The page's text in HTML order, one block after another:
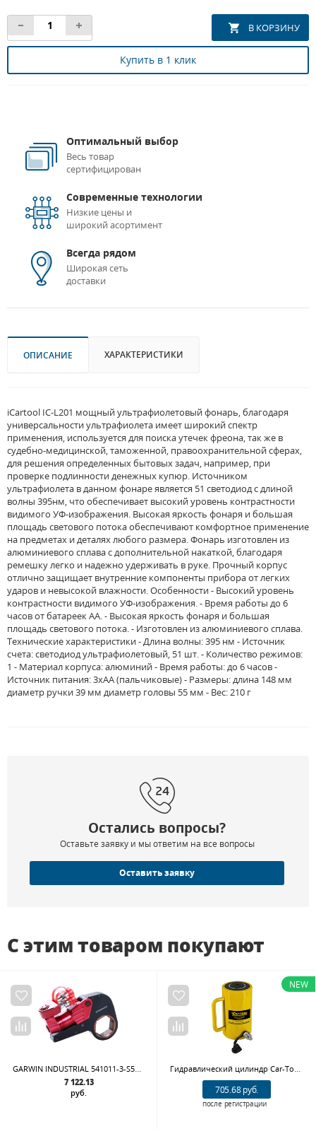
Купить в 1 клик
Оптимальный выбор
Весь товар
сертифицирован
Современные технологии
Низкие цены и
широкий асортимент
Всегда рядом
Широкая сеть
доставки
ОПИСАНИЕ ХАРАКТЕРИСТИКИ
iCartool IC-L201 мощный ультрафиолетовый фонарь, благодаря
универсальности ультрафиолета имеет широкий спектр
применения, используется для поиска утечек фреона, так же в
судебно-медицинской, таможенной, правоохранительной сферах,
для решения определенных бытовых задач, например, при
проверке подлинности денежных купюр. Источником
ультрафиолета в данном фонаре является 51 светодиод с длиной
волны 395нм, что обеспечивает высокий уровень контрастности
видимого УФ-изображения. Высокая яркость фонаря и большая
площадь светового потока обеспечивают комфортное применение
на предметах и деталях любого размера. Фонарь изготовлен из
алюминиевого сплава с дополнительной накаткой, благодаря
ремешку легко и надежно удерживать в руке. Прочный корпус
отлично защищает внутренние компоненты прибора от легких
ударов и невысокой влажности. Особенности - Высокий уровень
контрастности видимого УФ-изображения. - Время работы до 6
часов от батареек АА. - Высокая яркость фонаря и большая
площадь светового потока. - Изготовлен из алюминиевого сплава.
Технические характеристики - Длина волны: 395 нм - Источник
счета: светодиод ультрафиолетовый, 51 шт. - Количество режимов:
1 - Материал корпуса: алюминий - Время работы: до 6 часов -
Источник питания: 3хАА (пальчиковые) - Размеры: длина 148 мм
диаметр ручки 39 мм диаметр головы 55 мм - Вес: 210 г
Остались вопросы?
Оставьте заявку и мы ответим на все вопросы
Оставить заявку
С этим товаром покупают
GARWIN INDUSTRIAL 541011-3-S55 Гайковёрт гидравлический кассетный; 55 мм; 345-3446 Нм
7 122.13
руб.
NEW
Гидравлический цилиндр Car-Tool CT-T30150, 30 т., ход штока 150 мм
705.68 руб.
после регистрации